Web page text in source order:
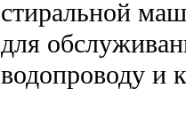
стиральной
для
водопроводу и